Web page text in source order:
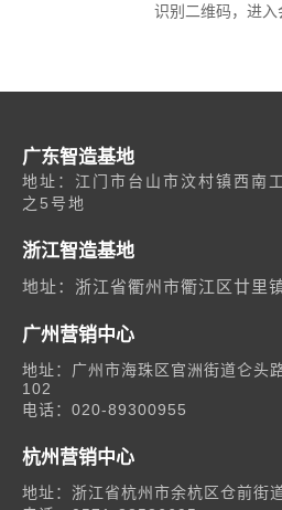
识别二维码，进入
广东智造基地
地址：江门市台山市汶村镇西南
之5号地
浙江智造基地
地址：浙江省衢州市衢江区廿里
广州营销中心
地址：广州市海珠区官洲街道仑头
102
电话：020-89300955
杭州营销中心
地址：浙江省杭州市余杭区仓前街